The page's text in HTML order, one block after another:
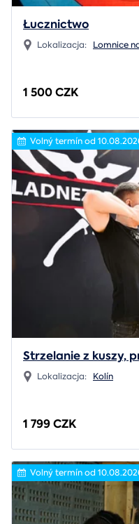
Łucznictwo
Lokalizacja: Lomnice
1 500 CZK
Volný termín od
Strzelanie z kuszy,
Lokalizacja: Kolín
1 799 CZK
Volný termín od